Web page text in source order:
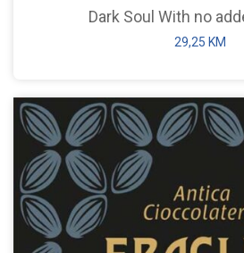
Dark Soul With no
29,25 KM